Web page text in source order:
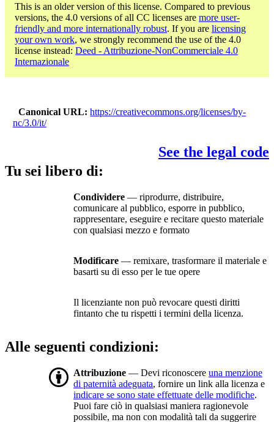
This is an older version of this license. Compared to previous
versions, the 4.0 versions of all CC licenses are more user-
friendly and more internationally robust. If you are licensing
your own work, we strongly recommend the use of the 4.0
license instead: Deed - Attribuzione-NonCommerciale 4.0
Internazionale
Canonical URL
https://creativecommons.org/licenses/by-
nc/3.0/it/
See the legal code
Tu sei libero di:
Condividere — riprodurre, distribuire,
comunicare al pubblico, esporre in pubblico,
rappresentare, eseguire e recitare questo materiale
con qualsiasi mezzo e formato
Modificare — remixare, trasformare il materiale e
basarti su di esso per le tue opere
Il licenziante non può revocare questi diritti
fintanto che tu rispetti i termini della licenza.
Alle seguenti condizioni:
Attribuzione — Devi riconoscere una menzione
di paternità adeguata, fornire un link alla licenza e
indicare se sono state effettuate delle modifiche.
Puoi fare ciò in qualsiasi maniera ragionevole
possibile, ma non con modalità tali da suggerire